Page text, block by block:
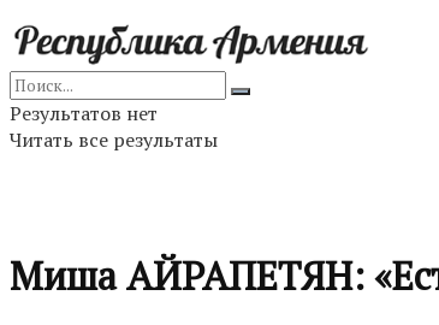
Результатов нет
Читать все результаты
Миша АЙРАПЕТЯН: